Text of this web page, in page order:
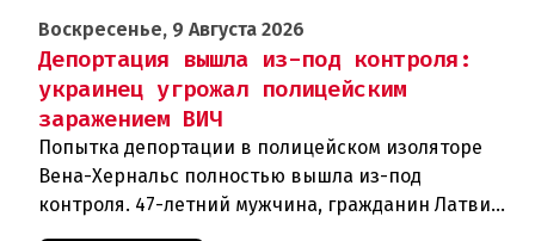
Воскресенье, 9 Августа 2026
Депортация вышла из-под контроля:
украинец угрожал полицейским
заражением ВИЧ
Попытка депортации в полицейском изоляторе
Вена-Хернальс полностью вышла из-под
контроля. 47-летний мужчина, гражданин Латвии,